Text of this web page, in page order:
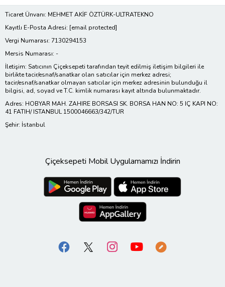
Ticaret Ünvanı: MEHMET AKİF ÖZTÜRK-ULTRATEKNO
Kayıtlı E-Posta Adresi: [email protected]
Vergi Numarası: 7130294153
Mersis Numarası: -
İletişim: Satıcının Çiçeksepeti tarafından teyit edilmiş iletişim bilgileri ile
birlikte tacir/esnaf/sanatkar olan satıcılar için merkez adresi;
tacir/esnaf/sanatkar olmayan satıcılar için merkez adresinin bulunduğu il
bilgisi, ad, soyad ve T.C. kimlik numarası kayıt altında bulunmaktadır.
Adres: HOBYAR MAH. ZAHIRE BORSASI SK. BORSA HAN NO: 5 IÇ KAPI NO:
41 FATIH/ ISTANBUL 1500046663/342/TUR
Şehir: İstanbul
Çiçeksepeti Mobil Uygulamamızı İndirin